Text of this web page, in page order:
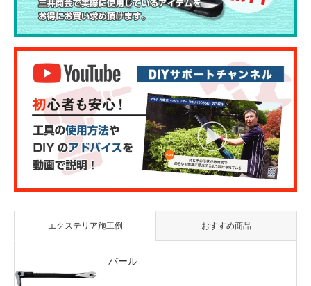
エクステリア施工例 おすすめ商品
バール